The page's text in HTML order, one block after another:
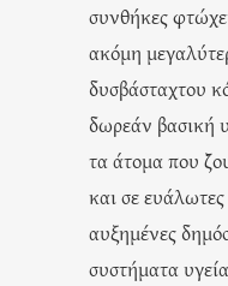
συνθήκες
ακόμη
δυσβάσταχτου
δωρεάν βασική
τα άτομα που
και σε
αυξημένες
συστήματα